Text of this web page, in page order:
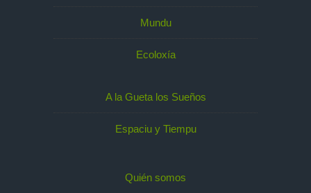
Mundu
Ecoloxía
A la Gueta los Sueños
Espaciu y Tiempu
Quién somos